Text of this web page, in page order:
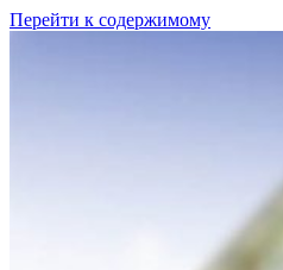
Перейти к содержимому